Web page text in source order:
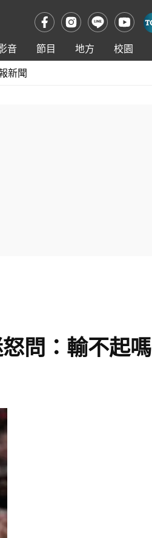
音 節目 地方
校園
新聞
問：輸不起嗎